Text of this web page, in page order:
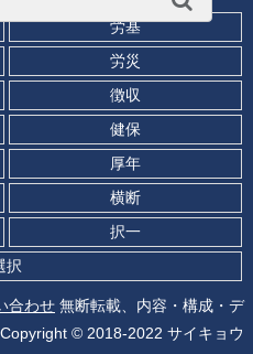
労基
労災
徴収
健保
厚年
横断
択一
択
合わせ 無断転載、内容・構成・デ
© 2018-2022 サイキョウ